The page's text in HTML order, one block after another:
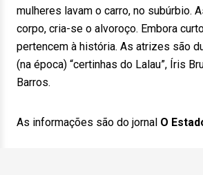
mulheres lavam o carro, no subúrbio.
corpo, cria-se o alvoroço. Embora
pertencem à história. As atrizes são
(na época) “certinhas do Lalau”, Íris
Barros.
As informações são do jornal O